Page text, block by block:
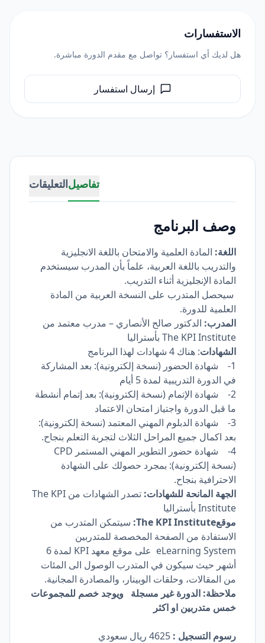
تفاصيلالتعليقات
وصف البرنامج
اللغة: المادة العلمية والامتحان باللغة الانجليزية
والتدريب باللغة العربية، علماً بأن المدرب سيستخدم
المادة الإنجليزية أثناء التدريب.
سيحصل المتدرب على النسخة العربية من المادة
العلمية للدورة.
المدرب: الدكتور صالح الأنصاري – مدرب معتمد من
The KPI Institute بأستراليا
الشهادات: هناك 4 شهادات لهذا البرنامج
1- شهادة الحضور (نسخة إلكترونية): بعد المشاركة
في الدورة التدريبية لمدة 5 أيام
2- شهادة الإتمام (نسخة إلكترونية): بعد إتمام أنشطة
ما قبل الدورة واجتياز امتحان الاعتماد
3- شهادة الدبلوم المهني المعتمد (نسخة إلكترونية):
بعد اكمال جميع المراحل الثلاث لتجربة التعلم بنجاح.
4- شهادة حضور التطوير المهني المستمر CPD
(نسخة إلكترونية): بمجرد حصولك على الشهادة
الاحترافية بنجاح.
الجهة المانحة للشهادات:
تصدر الشهادات من The KPI
Institute بأستراليا
موقعThe KPI Institute:
سيتمكن المتدرب من
الاستفادة من الصفحة المخصصة للمتدربين
eLearning System على موقع معهد KPI لمدة 6
أشهر حيث سيكون في المتدرب الوصول الى المئات
من المقالات، وحلقات الوبينار، والمصادرة المجانية.
ملاحظة: الدورة غير مسجلة ويوجد خصم للمجموعات
خمس متدربين او اكثر
رسوم التسجيل : 4625 ريال سعودي
الاستفسارات
هل لديك أي استفسار؟ تواصل مع مقدم الدورة مباشرة.
إرسال استفسار